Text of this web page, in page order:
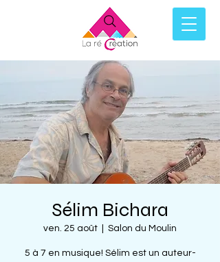
Sélim Bichara
ven. 25 août Salon du Moulin
5 à 7 en musique! Sélim est un auteur-